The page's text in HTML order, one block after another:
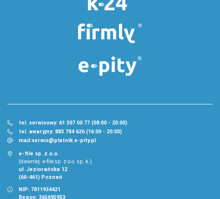
tel. serwisowy: 61 307 00 77 (08:00 - 20:00)
tel. awaryjny: 883 784 626 (16:00 - 20:00)
mail:serwis@platnik.e-pity.pl
e-file sp. z o.o.
(dawniej: e-file sp. z o.o. sp. k.)
ul. Jeziorańska 12
(60-461) Poznań
NIP: 7811934421
Regon: 365695953